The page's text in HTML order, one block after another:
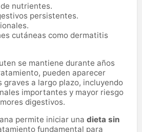
nutrientes.
persistentes.
cutáneas como dermatitis
se mantiene durante años
pueden aparecer
graves a largo plazo, incluyendo
importantes y mayor riesgo
digestivos.
permite iniciar una dieta sin
fundamental para